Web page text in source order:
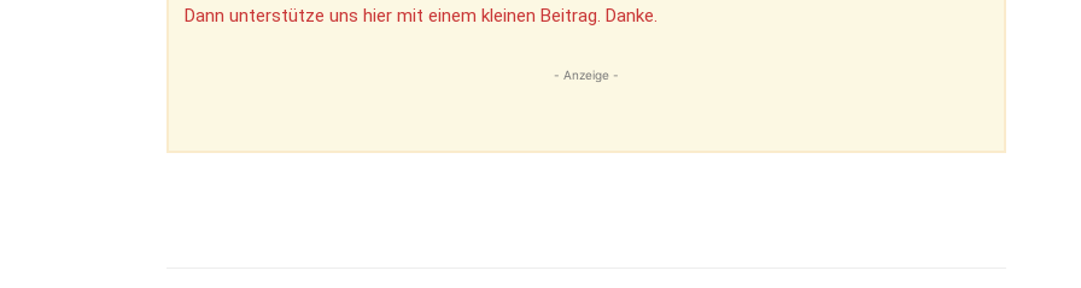
Dann unterstütze uns hier mit einem kleinen Beitrag. Danke.
- Anzeige -